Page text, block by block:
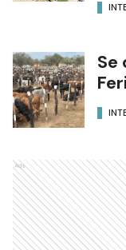
Se
Ads